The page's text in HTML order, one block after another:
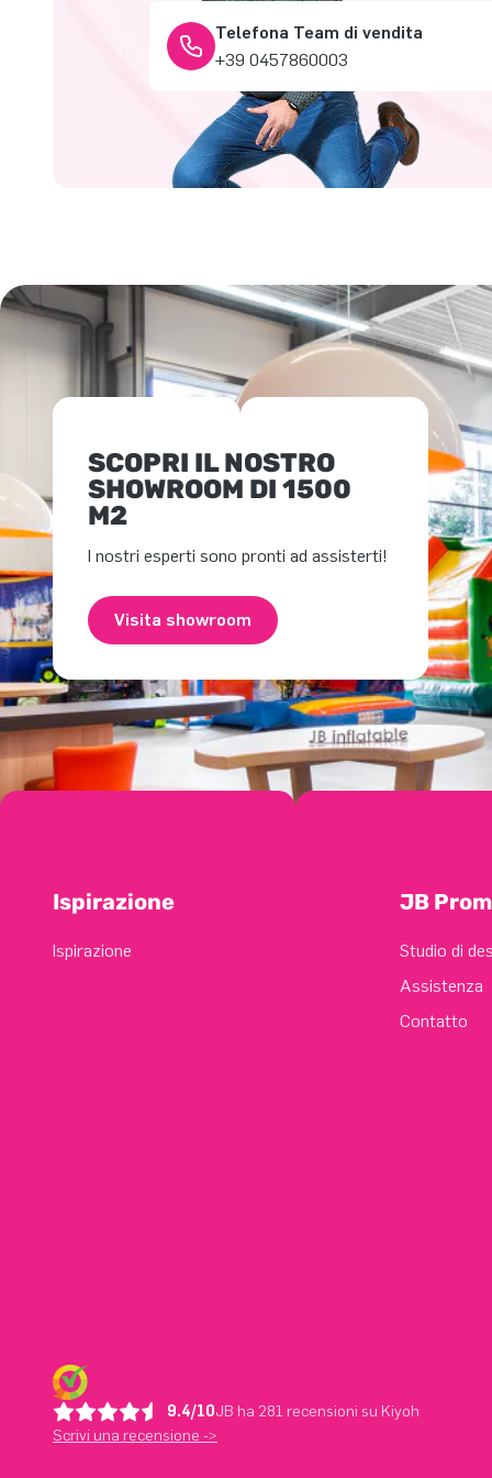
Telefona Team di vendita
+39 0457860003
SCOPRI IL NOSTRO
SHOWROOM DI 1500
M2
I nostri esperti sono pronti ad assisterti!
Visita showroom
Ispirazione
Ispirazione
JB
Studio di
Assistenza
Contatto
9.4/10JB ha 281 recensioni su Kiyoh
Scrivi una recensione ->